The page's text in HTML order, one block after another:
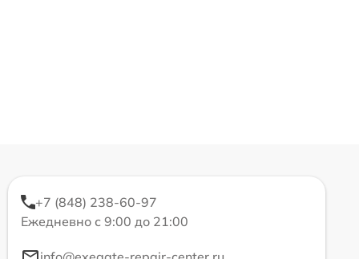
+7 (848) 238-60-97
Ежедневно с 9:00 до 21:00